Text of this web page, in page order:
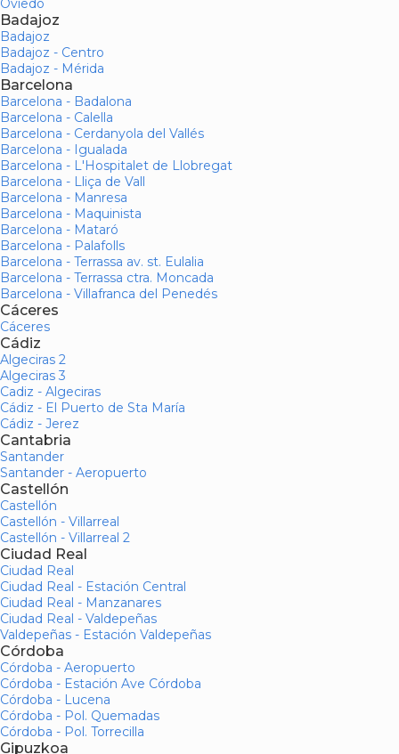
Oviedo
Badajoz
Badajoz
Badajoz - Centro
Badajoz - Mérida
Barcelona
Barcelona - Badalona
Barcelona - Calella
Barcelona - Cerdanyola del Vallés
Barcelona - Igualada
Barcelona - L'Hospitalet de Llobregat
Barcelona - Lliça de Vall
Barcelona - Manresa
Barcelona - Maquinista
Barcelona - Mataró
Barcelona - Palafolls
Barcelona - Terrassa av. st. Eulalia
Barcelona - Terrassa ctra. Moncada
Barcelona - Villafranca del Penedés
Cáceres
Cáceres
Cádiz
Algeciras 2
Algeciras 3
Cadiz - Algeciras
Cádiz - El Puerto de Sta María
Cádiz - Jerez
Cantabria
Santander
Santander - Aeropuerto
Castellón
Castellón
Castellón - Villarreal
Castellón - Villarreal 2
Ciudad Real
Ciudad Real
Ciudad Real - Estación Central
Ciudad Real - Manzanares
Ciudad Real - Valdepeñas
Valdepeñas - Estación Valdepeñas
Córdoba
Córdoba - Aeropuerto
Córdoba - Estación Ave Córdoba
Córdoba - Lucena
Córdoba - Pol. Quemadas
Córdoba - Pol. Torrecilla
Gipuzkoa